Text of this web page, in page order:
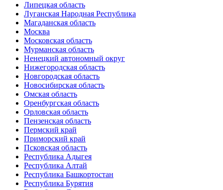
Липецкая область
Луганская Народная Республика
Магаданская область
Москва
Московская область
Мурманская область
Ненецкий автономный округ
Нижегородская область
Новгородская область
Новосибирская область
Омская область
Оренбургская область
Орловская область
Пензенская область
Пермский край
Приморский край
Псковская область
Республика Адыгея
Республика Алтай
Республика Башкортостан
Республика Бурятия